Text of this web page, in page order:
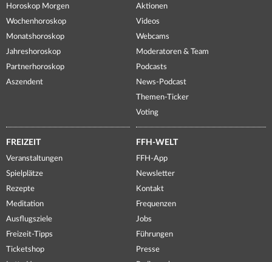
Horoskop Morgen
Wochenhoroskop
Monatshoroskop
Jahreshoroskop
Partnerhoroskop
Aszendent
Aktionen
Videos
Webcams
Moderatoren & Team
Podcasts
News-Podcast
Themen-Ticker
Voting
FREIZEIT
Veranstaltungen
Spielplätze
Rezepte
Meditation
Ausflugsziele
Freizeit-Tipps
Ticketshop
FFH-WELT
FFH-App
Newsletter
Kontakt
Frequenzen
Jobs
Führungen
Presse